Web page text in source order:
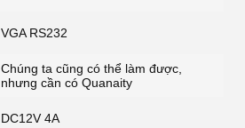
VGA RS232
Chúng ta cũng có thể làm được,
nhưng cần có Quanaity
DC12V 4A